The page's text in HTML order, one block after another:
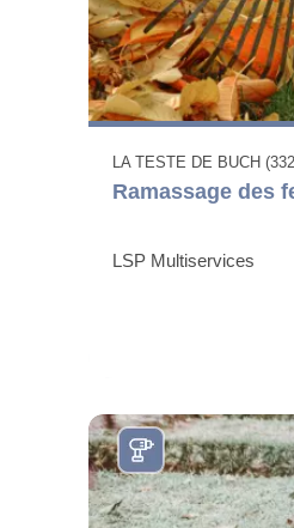
LA TESTE DE BUCH
Ramassage des
LSP Multiservices